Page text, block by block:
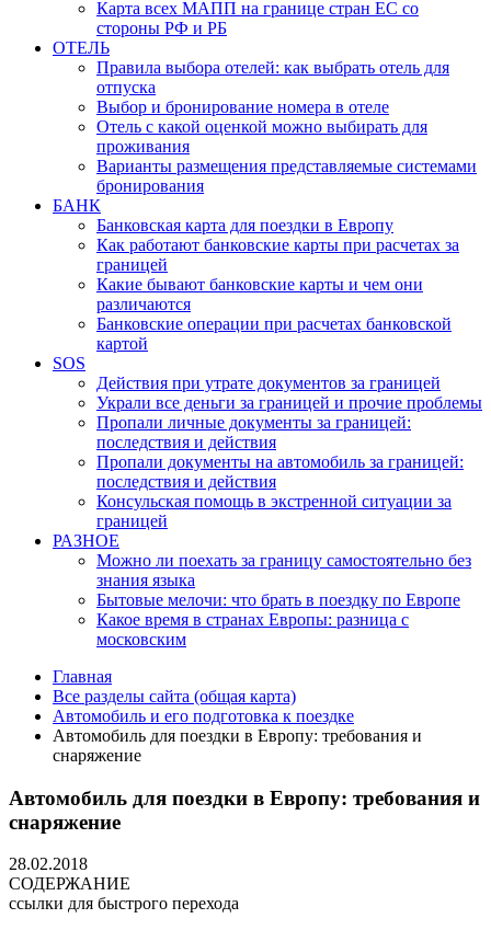
Карта всех МАПП на границе стран ЕС со
стороны РФ и РБ
ОТЕЛЬ
Правила выбора отелей: как выбрать отель для
отпуска
Выбор и бронирование номера в отеле
Отель с какой оценкой можно выбирать для
проживания
Варианты размещения представляемые системами
бронирования
БАНК
Банковская карта для поездки в Европу
Как работают банковские карты при расчетах за
границей
Какие бывают банковские карты и чем они
различаются
Банковские операции при расчетах банковской
картой
SOS
Действия при утрате документов за границей
Украли все деньги за границей и прочие проблемы
Пропали личные документы за границей:
последствия и действия
Пропали документы на автомобиль за границей:
последствия и действия
Консульская помощь в экстренной ситуации за
границей
РАЗНОЕ
Можно ли поехать за границу самостоятельно без
знания языка
Бытовые мелочи: что брать в поездку по Европе
Какое время в странах Европы: разница с
московским
Главная
Все разделы сайта (общая карта)
Автомобиль и его подготовка к поездке
Автомобиль для поездки в Европу: требования и
снаряжение
Автомобиль для поездки в Европу: требования и
снаряжение
28.02.2018
СОДЕРЖАНИЕ
ссылки для быстрого перехода